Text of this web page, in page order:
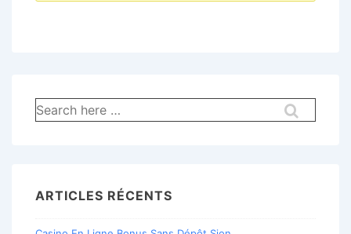
Recherche
pour:
ARTICLES RÉCENTS